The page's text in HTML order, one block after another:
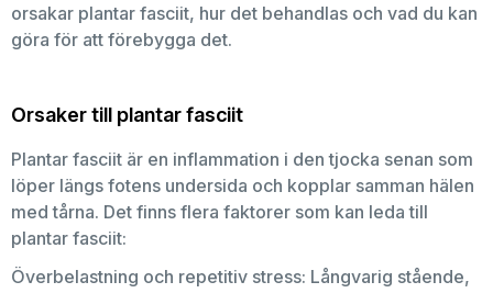
orsakar plantar fasciit, hur det behandlas och vad du kan
göra för att förebygga det.
Orsaker till plantar fasciit
Plantar fasciit är en inflammation i den tjocka senan som
löper längs fotens undersida och kopplar samman hälen
med tårna. Det finns flera faktorer som kan leda till
plantar fasciit:
Överbelastning och repetitiv stress: Långvarig stående,